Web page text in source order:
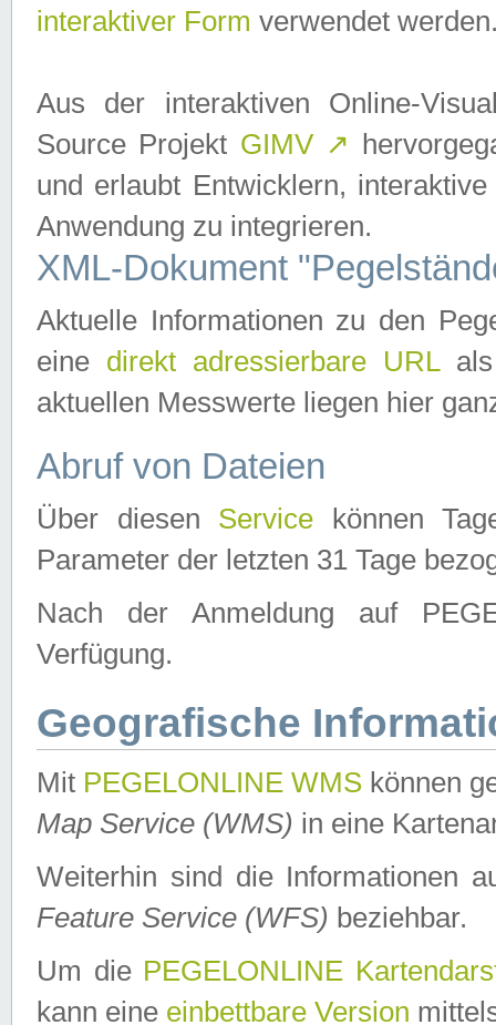
interaktiver Form verwendet
Aus der interaktiven Online-
Source Projekt GIMV ↗
und erlaubt Entwicklern,
Anwendung zu integrieren.
XML-Dokument
Aktuelle Informationen zu den
eine direkt adressierbare URLals
aktuellen Messwerte liegen hier
Abruf von Dateien
Über diesen Service können
Parameter der letzten 31 Tage
Nach der Anmeldung auf
Verfügung.
Geografische
Mit PEGELONLINE WMS können
Map Service (WMS) in eine
Weiterhin sind die Informationen
Feature Service (WFS) beziehbar.
Um die PEGELONLINE
kann eine einbettbare Version